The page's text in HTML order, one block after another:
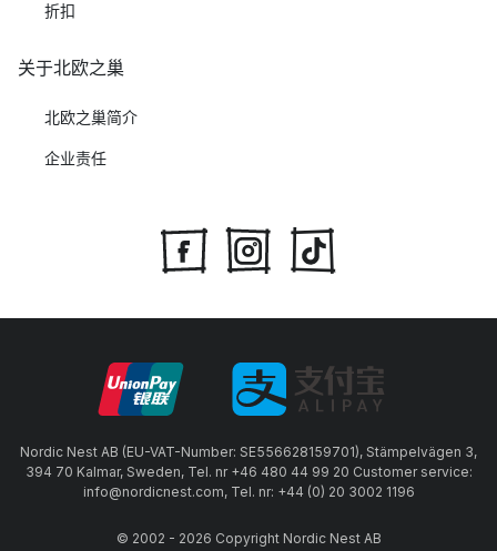
折扣
关于北欧之巢
北欧之巢简介
企业责任
Nordic Nest AB (EU-VAT-Number: SE556628159701), Stämpelvägen 3,
394 70 Kalmar, Sweden, Tel. nr +46 480 44 99 20 Customer service:
info@nordicnest.com, Tel. nr: +44 (0) 20 3002 1196
© 2002 - 2026 Copyright Nordic Nest AB